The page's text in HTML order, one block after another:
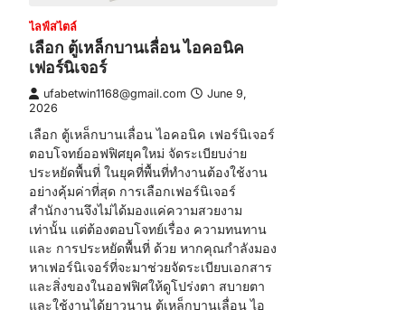
ไลฟ์สไตล์
เลือก ตู้เหล็กบานเลื่อน ไอคอนิค
เฟอร์นิเจอร์
ufabetwin1168@gmail.com
June 9,
2026
เลือก ตู้เหล็กบานเลื่อน ไอคอนิค เฟอร์นิเจอร์
ตอบโจทย์ออฟฟิศยุคใหม่ จัดระเบียบง่าย
ประหยัดพื้นที่ ในยุคที่พื้นที่ทำงานต้องใช้งาน
อย่างคุ้มค่าที่สุด การเลือกเฟอร์นิเจอร์
สำนักงานจึงไม่ได้มองแค่ความสวยงาม
เท่านั้น แต่ต้องตอบโจทย์เรื่อง ความทนทาน
และ การประหยัดพื้นที่ ด้วย หากคุณกำลังมอง
หาเฟอร์นิเจอร์ที่จะมาช่วยจัดระเบียบเอกสาร
และสิ่งของในออฟฟิศให้ดูโปร่งตา สบายตา
และใช้งานได้ยาวนาน ตู้เหล็กบานเลื่อน ไอ